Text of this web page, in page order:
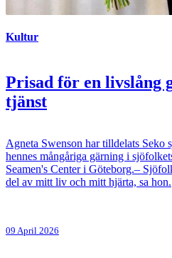
Kultur
Prisad för en livslång
tjänst
Agneta Swenson har tilldelats
hennes mångåriga gärning i
Seamen's Center i Göteborg.–
del av mitt liv och mitt hjärta, sa hon.
09 April 2026